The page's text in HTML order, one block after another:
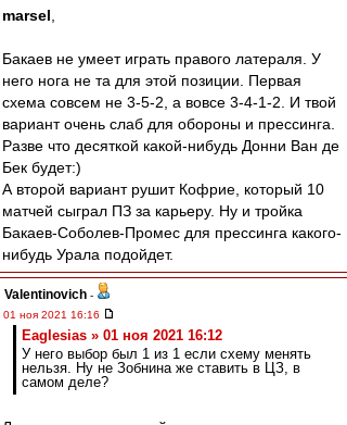
marsel
Бакаев не умеет играть правого латераля. У
него нога не та для этой позиции. Первая
схема совсем не 3-5-2, а вовсе 3-4-1-2. И твой
вариант очень слаб для обороны и прессинга.
Разве что десяткой какой-нибудь Донни Ван де
Бек будет:)
А второй вариант рушит Кофрие, который 10
матчей сыграл ПЗ за карьеру. Ну и тройка
Бакаев-Соболев-Промес для прессинга какого-
нибудь Урала подойдет.
Valentinovich -
01 ноя 2021 16:16
Eaglesias » 01 ноя 2021 16:12
У него выбор был 1 из 1 если схему менять
нельзя. Ну не Зобнина же ставить в ЦЗ, в
самом деле?